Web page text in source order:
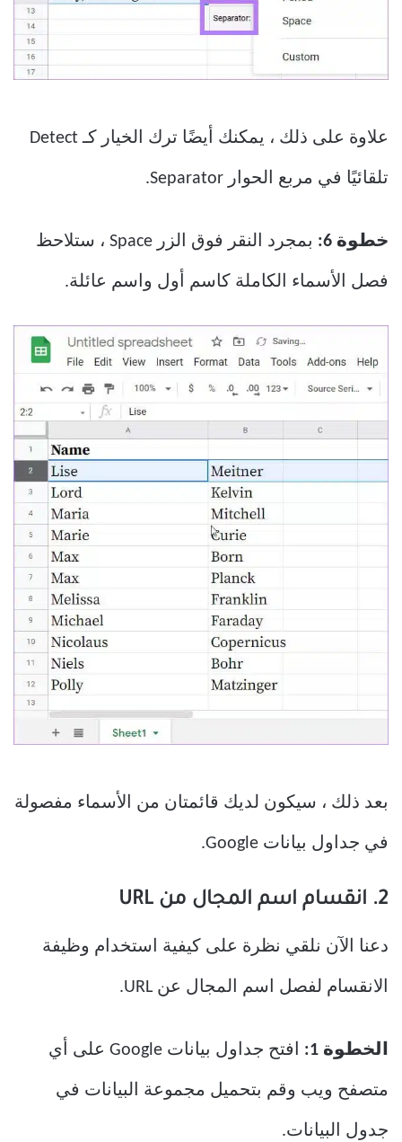
علاوة على ذلك ، يمكنك أيضًا ترك الخيار كـ Detect
تلقائيًا في مربع الحوار Separator.
خطوة 6: بمجرد النقر فوق الزر Space ، ستلاحظ
فصل الأسماء الكاملة كاسم أول واسم عائلة.
بعد ذلك ، سيكون لديك قائمتان من الأسماء مفصولة
في جداول بيانات Google.
2. انقسام اسم المجال من URL
دعنا الآن نلقي نظرة على كيفية استخدام وظيفة
الانقسام لفصل اسم المجال عن URL.
الخطوة 1: افتح جداول بيانات Google على أي
متصفح ويب وقم بتحميل مجموعة البيانات في
جدول البيانات.